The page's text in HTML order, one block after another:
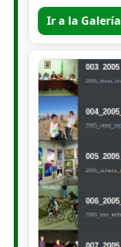
Ir a la Galería